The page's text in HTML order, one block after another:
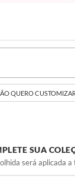
QUERO
SUA
será aplicada